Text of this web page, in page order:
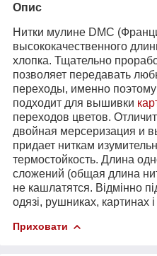
Опис
Нитки мулине DMC
высококачественного
хлопка. Тщательно
позволяет передавать
переходы, именно
подходит для вышивки
переходов цветов.
двойная мерсеризация и
придает ниткам
термостойкость. Длина
сложений (общая длина
не кашлатятся. Відмінно
одязі, рушниках, картинах
Приховати